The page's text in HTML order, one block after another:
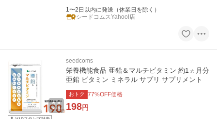
1〜2日以内に発送（休業日を除く）
シードコムスYahoo!店
seedcoms
栄養機能食品 亜鉛＆マルチビタミン 約1ヵ月分
亜鉛 ビタミン ミネラル サプリ サプリメント
おトク 77%OFF価格
198円